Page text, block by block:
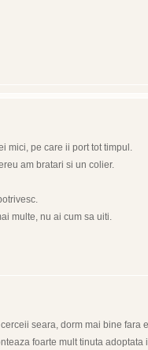
mici, pe care ii port tot timpul.
am bratari si un colier.
multe, nu ai cum sa uiti.
seara, dorm mai bine fara
foarte mult tinuta adoptata